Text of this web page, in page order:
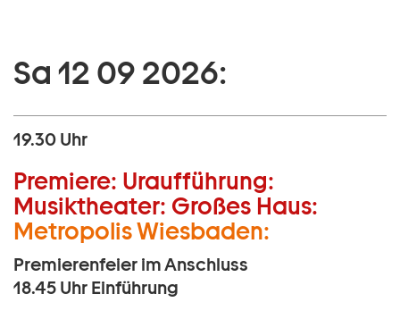
Sa 12 09 2026:
19.30 Uhr
Premiere: Uraufführung:
Musiktheater: Großes Haus:
Metropolis Wiesbaden:
Premierenfeier im Anschluss
18.45 Uhr Einführung